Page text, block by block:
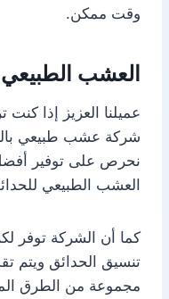
وقت ممكن.
العشب
عميلنا العزيز إذا
شركة عشب طبيعي
نحرص على توفير
العشب الطبيعي
كما أن الشركة توفر
تنسيق الحدائق ويتم
مجموعة من الطرق